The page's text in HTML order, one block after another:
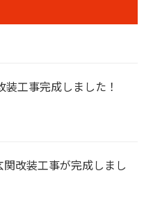
工事完成しました！
改装工事が完成しまし